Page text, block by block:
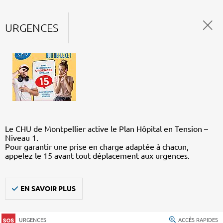
URGENCES
Le CHU de Montpellier active le Plan Hôpital en Tension –
Niveau 1.
Pour garantir une prise en charge adaptée à chacun,
appelez le 15 avant tout déplacement aux urgences.
EN SAVOIR PLUS
URGENCES ACCÈS RAPIDES